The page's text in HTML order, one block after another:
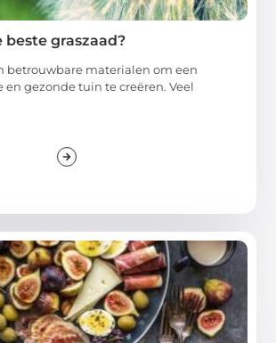
beste graszaad?
betrouwbare materialen om een
en gezonde tuin te creëren. Veel